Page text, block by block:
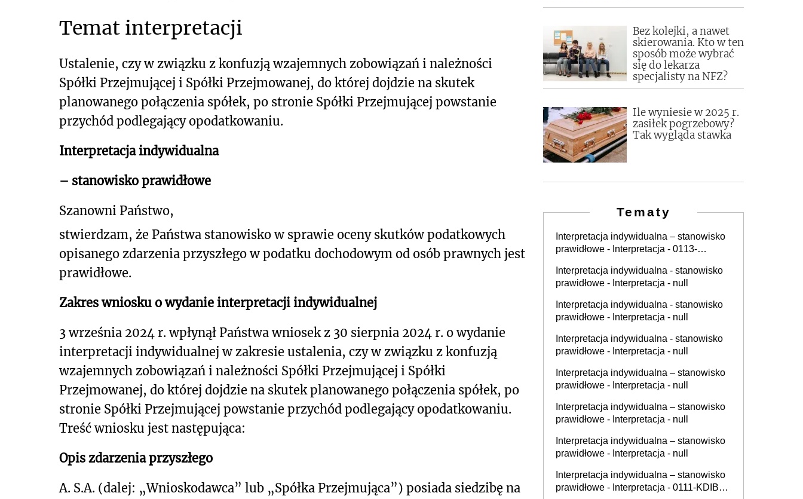
Temat interpretacji
Ustalenie, czy w związku z konfuzją wzajemnych zobowiązań i należności
Spółki Przejmującej i Spółki Przejmowanej, do której dojdzie na skutek
planowanego połączenia spółek, po stronie Spółki Przejmującej powstanie
przychód podlegający opodatkowaniu.
Interpretacja indywidualna
– stanowisko prawidłowe
Szanowni Państwo,
stwierdzam, że Państwa stanowisko w sprawie oceny skutków podatkowych
opisanego zdarzenia przyszłego w podatku dochodowym od osób prawnych jest
prawidłowe.
Zakres wniosku o wydanie interpretacji indywidualnej
3 września 2024 r. wpłynął Państwa wniosek z 30 sierpnia 2024 r. o wydanie
interpretacji indywidualnej w zakresie ustalenia, czy w związku z konfuzją
wzajemnych zobowiązań i należności Spółki Przejmującej i Spółki
Przejmowanej, do której dojdzie na skutek planowanego połączenia spółek, po
stronie Spółki Przejmującej powstanie przychód podlegający opodatkowaniu.
Treść wniosku jest następująca:
Opis zdarzenia przyszłego
A. S.A. (dalej: „Wnioskodawca” lub „Spółka Przejmująca”) posiada siedzibę na
Bez kolejki, a nawet
skierowania. Kto w ten
sposób może wybrać
się do lekarza
specjalisty na NFZ?
Ile wyniesie w 2025 r.
zasiłek pogrzebowy?
Tak wygląda stawka
Tematy
Interpretacja indywidualna – stanowisko
prawidłowe - Interpretacja - 0113-
Interpretacja indywidualna - stanowisko
prawidłowe - Interpretacja - null
Interpretacja indywidualna - stanowisko
prawidłowe - Interpretacja - null
Interpretacja indywidualna - stanowisko
prawidłowe - Interpretacja - null
Interpretacja indywidualna – stanowisko
prawidłowe - Interpretacja - null
Interpretacja indywidualna – stanowisko
prawidłowe - Interpretacja - null
Interpretacja indywidualna – stanowisko
prawidłowe - Interpretacja - null
Interpretacja indywidualna – stanowisko
prawidłowe - Interpretacja - 0111-KDIB3-